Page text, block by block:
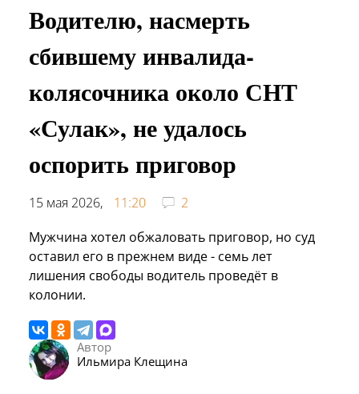
Водителю, насмерть
сбившему инвалида-
колясочника около СНТ
«Сулак», не удалось
оспорить приговор
15 мая 2026, 11:20
2
Мужчина хотел обжаловать приговор, но суд
оставил его в прежнем виде - семь лет
лишения свободы водитель проведёт в
колонии.
Автор
Ильмира Клещина